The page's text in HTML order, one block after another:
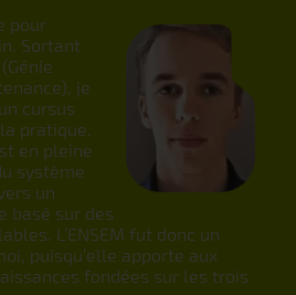
pour
Sortant
je
cursus
pratique.
en pleine
système
un
basé sur des
L’ENSEM fut donc un
puisqu’elle apporte aux
fondées sur les trois